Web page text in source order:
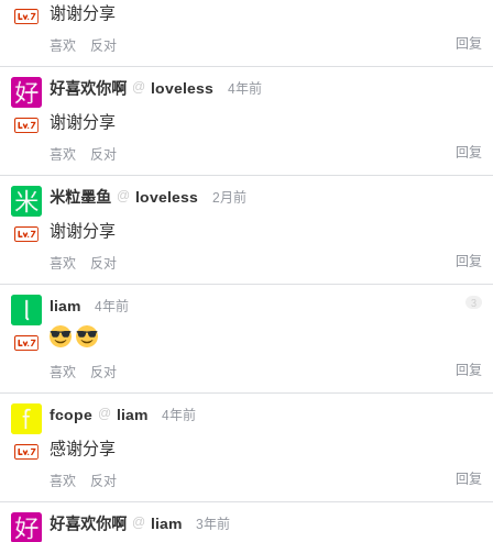
谢谢分享
喜欢 反对 回复
好喜欢你啊 @ loveless 4年前
谢谢分享
喜欢 反对 回复
米粒墨鱼 @ loveless 2月前
谢谢分享
喜欢 反对 回复
liam 4年前 3
喜欢 反对 回复
fcope @ liam 4年前
感谢分享
喜欢 反对 回复
好喜欢你啊 @ liam 3年前